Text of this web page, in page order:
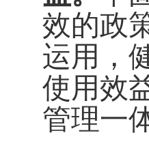
效的政
运用，
使用效
管理一